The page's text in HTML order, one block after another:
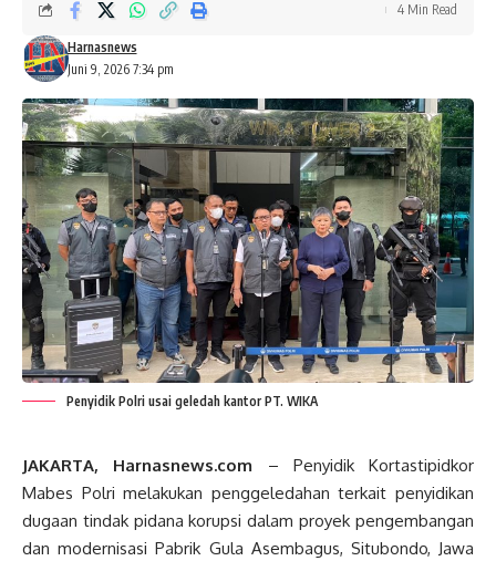
Juni 9, 2026 7:34 pm
Harnasnews
4 Min Read
Penyidik Polri usai geledah kantor PT. WIKA
JAKARTA, Harnasnews.com – Penyidik Kortastipidkor
Mabes Polri melakukan penggeledahan terkait penyidikan
dugaan tindak pidana korupsi dalam proyek pengembangan
dan modernisasi Pabrik Gula Asembagus, Situbondo, Jawa